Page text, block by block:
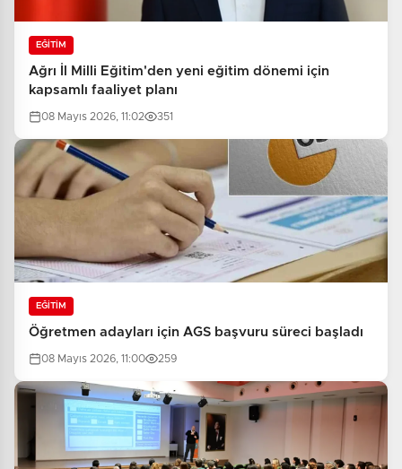
EĞİTİM
Ağrı İl Milli Eğitim'den yeni eğitim dönemi için
kapsamlı faaliyet planı
08 Mayıs 2026, 11:02 351
EĞİTİM
Öğretmen adayları için AGS başvuru süreci başladı
08 Mayıs 2026, 11:00 259